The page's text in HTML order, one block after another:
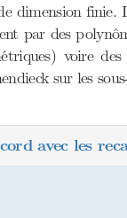
dimension
par des
voire
sur les
avec les